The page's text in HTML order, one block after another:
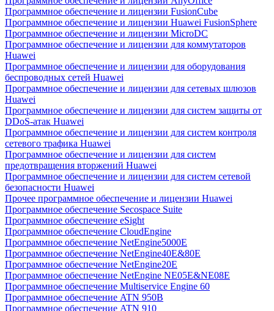
Программное обеспечение и лицензии FusionCube
Программное обеспечение и лицензии Huawei FusionSphere
Программное обеспечение и лицензии MicroDC
Программное обеспечение и лицензии для коммутаторов
Huawei
Программное обеспечение и лицензии для оборудования
беспроводных сетей Huawei
Программное обеспечение и лицензии для сетевых шлюзов
Huawei
Программное обеспечение и лицензии для систем защиты от
DDoS-атак Huawei
Программное обеспечение и лицензии для систем контроля
сетевого трафика Huawei
Программное обеспечение и лицензии для систем
предотвращения вторжений Huawei
Программное обеспечение и лицензии для систем сетевой
безопасности Huawei
Прочее программное обеспечение и лицензии Huawei
Программное обеспечение Secospace Suite
Программное обеспечение eSight
Программное обеспечение CloudEngine
Программное обеспечение NetEngine5000E
Программное обеспечение NetEngine40E&80E
Программное обеспечение NetEngine20E
Программное обеспечение NetEngine NE05E&NE08E
Программное обеспечение Multiservice Engine 60
Программное обеспечение ATN 950B
Программное обеспечение ATN 910